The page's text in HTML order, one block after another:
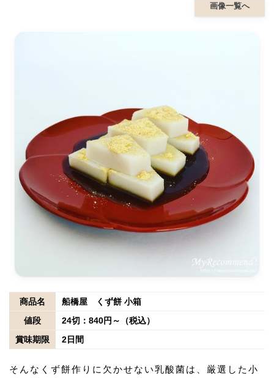
画像一覧へ
商品名
船橋屋 くず餅 小箱
値段
24切：840円～（税込）
賞味期限
2日間
そんなくず餅作りに欠かせない乳酸菌は、厳選した小